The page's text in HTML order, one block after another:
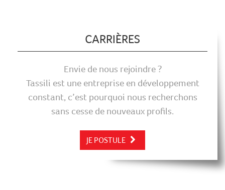
CARRIÈRES
Envie de nous rejoindre ?
Tassili est une entreprise en développement
constant, c’est pourquoi nous recherchons
sans cesse de nouveaux profils.
JE POSTULE